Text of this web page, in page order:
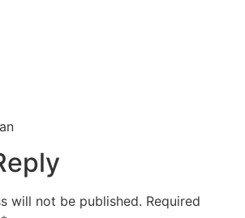
will not be published. Required